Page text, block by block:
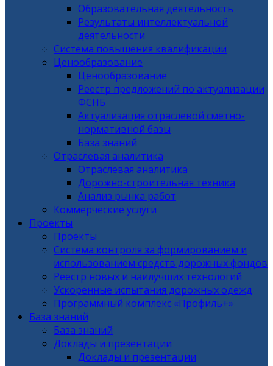
Образовательная деятельность
Результаты интеллектуальной
деятельности
Система повышения квалификации
Ценообразование
Ценообразование
Реестр предложений по актуализации
ФСНБ
Актуализация отраслевой сметно-
нормативной базы
База знаний
Отраслевая аналитика
Отраслевая аналитика
Дорожно-строительная техника
Анализ рынка работ
Коммерческие услуги
Проекты
Проекты
Система контроля за формированием и
использованием средств дорожных фондов
Реестр новых и наилучших технологий
Ускоренные испытания дорожных одежд
Программный комплекс «Профиль+»
База знаний
База знаний
Доклады и презентации
Доклады и презентации